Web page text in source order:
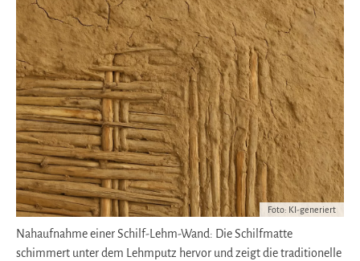
Nahaufnahme einer Schilf-Lehm-Wand: Die Schilfmatte
schimmert unter dem Lehmputz hervor und zeigt die traditionelle
Foto: KI-generiert